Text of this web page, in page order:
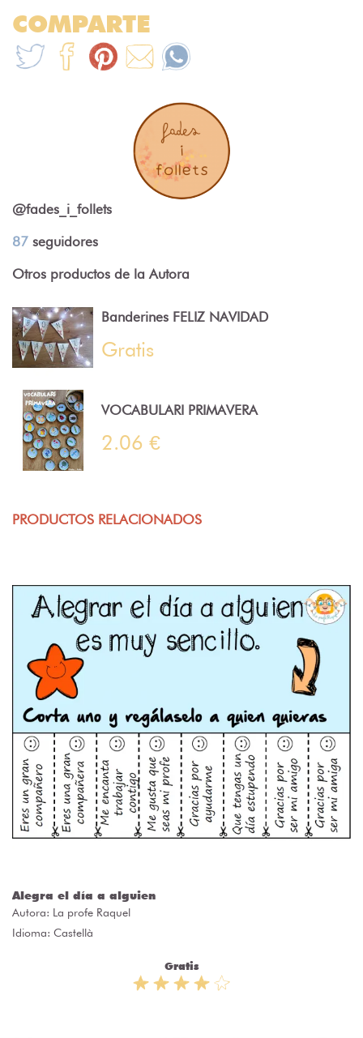
COMPARTE
@fades_i_follets
87 seguidores
Otros productos de la Autora
Banderines FELIZ NAVIDAD
Gratis
VOCABULARI PRIMAVERA
2.06 €
PRODUCTOS RELACIONADOS
Alegra el día a alguien
Autora: La profe Raquel
Idioma: Castellà
Gratis